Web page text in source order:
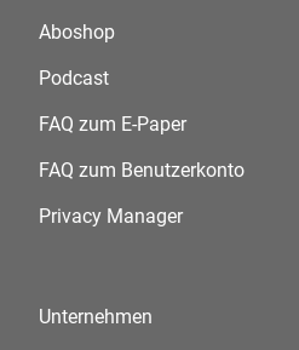
Aboshop
Podcast
FAQ zum E-Paper
FAQ zum Benutzerkonto
Privacy Manager
Unternehmen